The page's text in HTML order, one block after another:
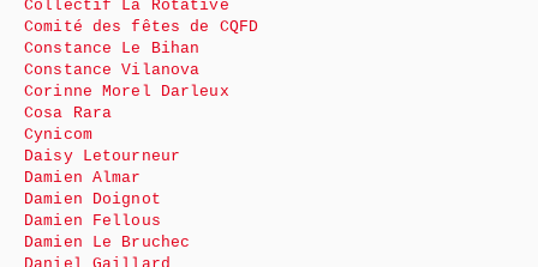
Collectif La Rotative
Comité des fêtes de CQFD
Constance Le Bihan
Constance Vilanova
Corinne Morel Darleux
Cosa Rara
Cynicom
Daisy Letourneur
Damien Almar
Damien Doignot
Damien Fellous
Damien Le Bruchec